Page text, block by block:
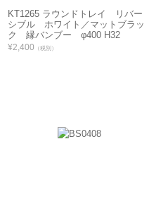
KT1265 ラウンドトレイ リバー
シブル ホワイト／マットブラッ
ク 縁バンブー φ400 H32
¥2,400 （税別）